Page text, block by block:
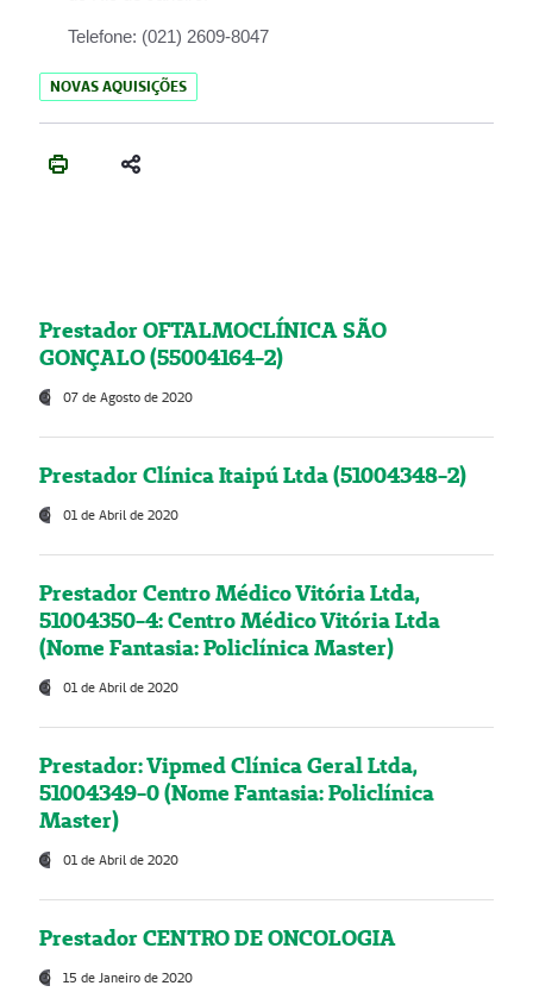
Telefone: (021) 2609-8047
NOVAS AQUISIÇÕES
Prestador OFTALMOCLÍNICA SÃO
GONÇALO (55004164-2)
07 de Agosto de 2020
Prestador Clínica Itaipú Ltda (51004348-2)
01 de Abril de 2020
Prestador Centro Médico Vitória Ltda,
51004350-4: Centro Médico Vitória Ltda
(Nome Fantasia: Policlínica Master)
01 de Abril de 2020
Prestador: Vipmed Clínica Geral Ltda,
51004349-0 (Nome Fantasia: Policlínica
Master)
01 de Abril de 2020
Prestador CENTRO DE ONCOLOGIA
15 de Janeiro de 2020